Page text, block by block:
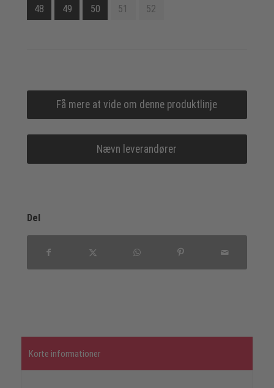
48 49 50 51 52
Få mere at vide om denne produktlinje
Nævn leverandører
Del
Korte informationer